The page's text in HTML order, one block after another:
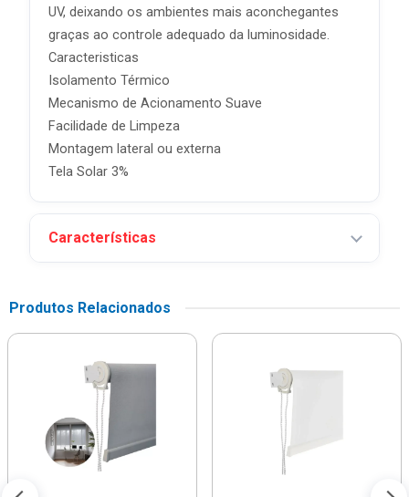
UV, deixando os ambientes mais aconchegantes
graças ao controle adequado da luminosidade.
Caracteristicas
Isolamento Térmico
Mecanismo de Acionamento Suave
Facilidade de Limpeza
Montagem lateral ou externa
Tela Solar 3%
Características
Produtos Relacionados